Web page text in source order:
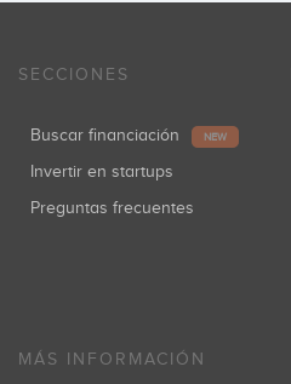
SECCIONES
Buscar financiación NEW
Invertir en startups
Preguntas frecuentes
MÁS INFORMACIÓN